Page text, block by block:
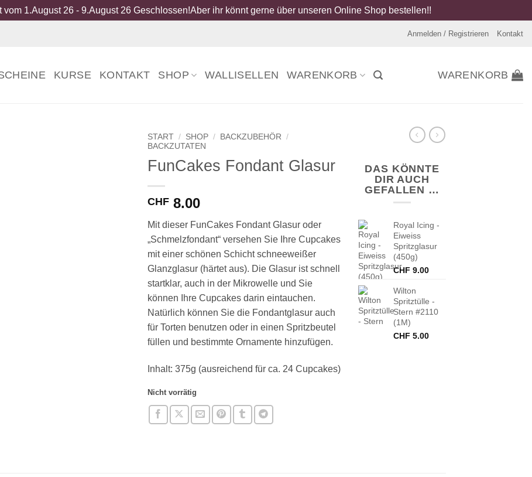
1.August 26 - 9.August 26 Geschlossen!Aber ihr könnt gerne über unseren Online Shop bestellen!!
Anmelden / Registrieren Kontakt
KURSE KONTAKT SHOP WALLISELLEN WARENKORB WARENKORB
START / SHOP / BACKZUBEHÖR /
BACKZUTATEN
FunCakes Fondant Glasur
CHF 8.00
Mit dieser FunCakes Fondant Glasur oder
„Schmelzfondant“ versehen Sie Ihre Cupcakes
mit einer schönen Schicht schneeweißer
Glanzglasur (härtet aus). Die Glasur ist schnell
startklar, auch in der Mikrowelle und Sie
können Ihre Cupcakes darin eintauchen.
Natürlich können Sie die Fondantglasur auch
für Torten benutzen oder in einen Spritzbeutel
füllen und bestimmte Ornamente hinzufügen.
Inhalt: 375g (ausreichend für ca. 24 Cupcakes)
Nicht vorrätig
DAS KÖNNTE
DIR AUCH
GEFALLEN …
Royal Icing -
Eiweiss
Spritzglasur
(450g)
CHF 9.00
Wilton
Spritztülle -
Stern #2110
(1M)
CHF 5.00